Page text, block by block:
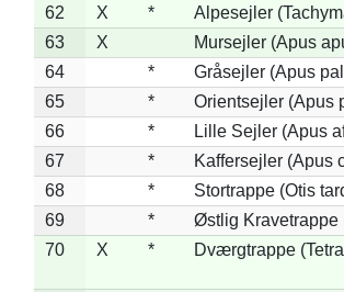
62
X *
Alpesejler
63
X
Mursejler (Apus
64
*
Gråsejler (Apus
65
*
Orientsejler (Apus
66
*
Lille Sejler (Apus
67
*
Kaffersejler (Apus
68
*
Stortrappe (Otis
69
*
Østlig Kravetrappe
70
X * Dværgtrappe